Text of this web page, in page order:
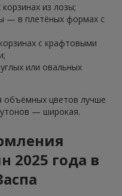
из лозы;
— в плетёных формах с
с крафтовыми
или овальных
объёмных цветов лучше
— широкая.
2025 года в